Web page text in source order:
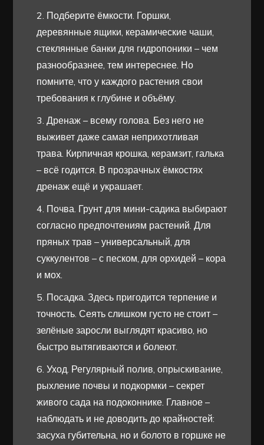
2. Подберите ёмкости. Горшки,
деревянные ящики, керамические чаши,
стеклянные банки для гидропоники – чем
разнообразнее, тем интереснее. Но
помните, что у каждого растения свои
требования к глубине и объёму.
3. Дренаж – всему голова. Без него не
выживет даже самая неприхотливая
трава. Кирпичная крошка, керамзит, галька
– всё годится. В прозрачных ёмкостях
дренаж ещё и украшает.
4. Почва. Грунт для мини-садика выбирают
согласно предпочтениям растений. Для
пряных трав – универсальный, для
суккулентов – с песком, для орхидей – кора
и мох.
5. Посадка. Здесь пригодится терпение и
точность. Сеять слишком густо не стоит –
зелёные заросли выглядят красиво, но
быстро вытягиваются и болеют.
6. Уход. Регулярный полив, опрыскивание,
рыхление почвы и подкормки – секрет
живого сада на подоконнике. Главное –
наблюдать и не доводить до крайностей:
засуха губительна, но и болото в горшке не